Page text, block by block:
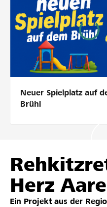
Unterstützen
Hilfe & Support
Partner /
Anmelden
Registrieren
Projekte und
Neuer Spielplatz auf
Brühl
Herz
Ein Projekt aus der